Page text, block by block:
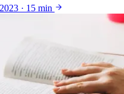
· 15 min